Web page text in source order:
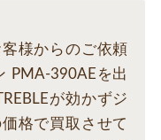
様からのご依頼
PMA-390AEを出
が効かずジ
格で買取させて